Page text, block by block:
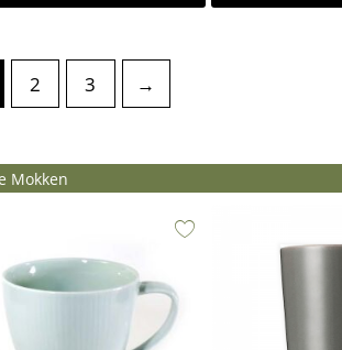
2 3 →
Mokken